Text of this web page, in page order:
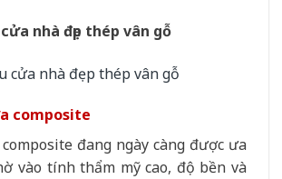
nhà đẹp thép vân gỗ
composite
đang ngày càng được ưa
vào tính thẩm mỹ cao, độ bền và